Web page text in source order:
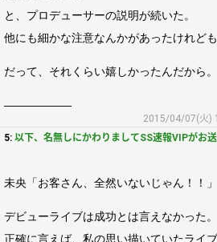
と、プロデューサーの説明が続いた。
他にも細かな注意なんかがあったけれど
だって、それくらい嬉しかったんだから。
――――――
2015/04/07(火)
5: 以下、名無しにかわりましてSS速報VIPがお
未央「お客さん、全然いないじゃん！！」
デビューライブは成功とは言えなかった。
正確に言えば、私の思い描いていたライブ